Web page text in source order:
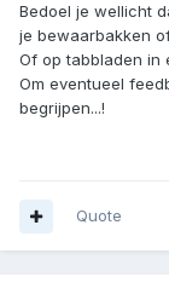
Bedoel je wellicht
je bewaarbakken
Of op tabbladen in
Om eventueel
begrijpen...!
Quote